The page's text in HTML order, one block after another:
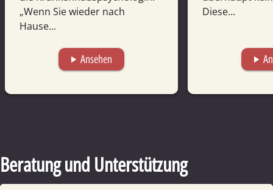
„Wenn Sie wieder nach
Hause...
play_arrow Ansehen
Diese...
play_arrow
Beratung und Unterstützung